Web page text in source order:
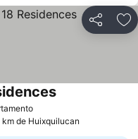
Partilhar
Ver preços
Ver preços
de Huixquilucan